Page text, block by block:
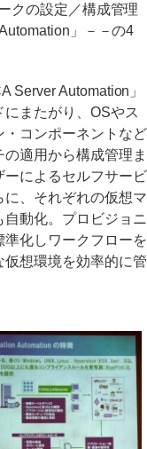
クの設定／構成管理
」－－の4
Server Automation」
またがり、OSやス
・コンポーネントなど
適用から構成管理ま
によるセルフサービ
、それぞれの仮想マ
動化。プロビジョニ
化しワークフローを
想環境を効率的に管